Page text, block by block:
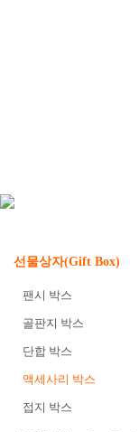
선물상자(Gift Box)
팬시 박스
골판지 박스
단합 박스
액세사리 박스
접지 박스